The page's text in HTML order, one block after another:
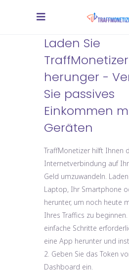
Laden Sie
TraffMonetizer
herunger -
Sie passives
Einkommen
Geräten
TraffMonetizer hilft Ihnen
Internetverbindung auf
Geld umzuwandeln.
Laptop, Ihr Smartphone
herunter, um noch heute
Ihres Traffics zu
einfache Schritte
eine App herunter und
2. Geben Sie das Token
Dashboard ein.